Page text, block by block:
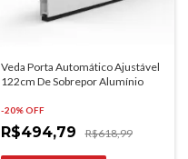
Veda Porta Automático Ajustável
122cm De Sobrepor Alumínio
-20% OFF
R$494,79 R$618,99